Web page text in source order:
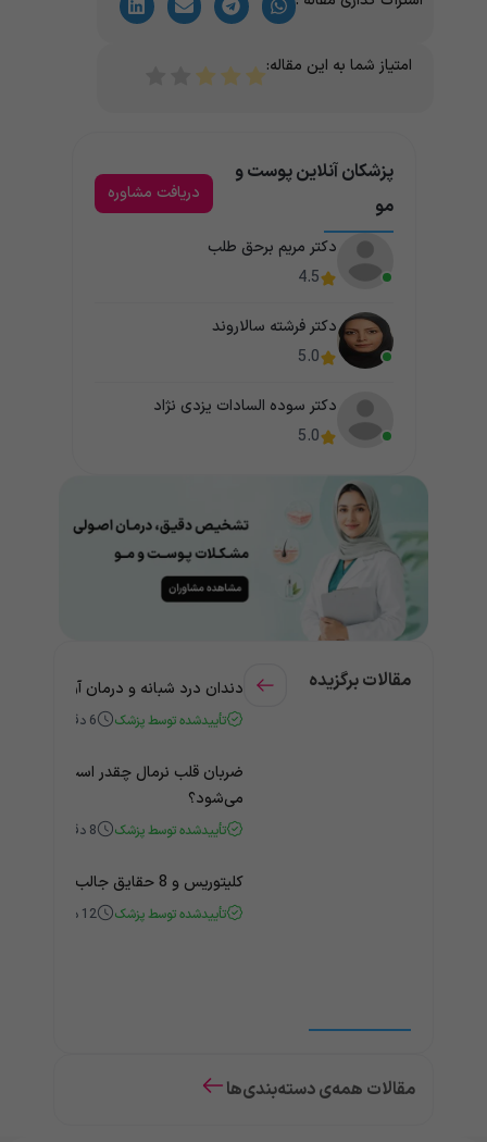
امتیاز شما به این مقاله:
پزشکان آنلاین پوست و
مو
دریافت مشاوره
دکتر مریم برحق طلب
4.5
دکتر فرشته سالاروند
5.0
دکتر سوده السادات یزدی نژاد
5.0
مقالات برگزیده دندان درد شبانه و درمان آن +
تأییدشده توسط پزشک 6 دقیقه
ضربان قلب نرمال چقدر است؟ چه
می‌شود؟
تأییدشده توسط پزشک 8 دقیقه
کلیتوریس و 8 حقایق جالب و باورنکردنی درباره آن
تأییدشده توسط پزشک 12 دقیقه
مقالات همه‌ی دسته‌بندی‌ها